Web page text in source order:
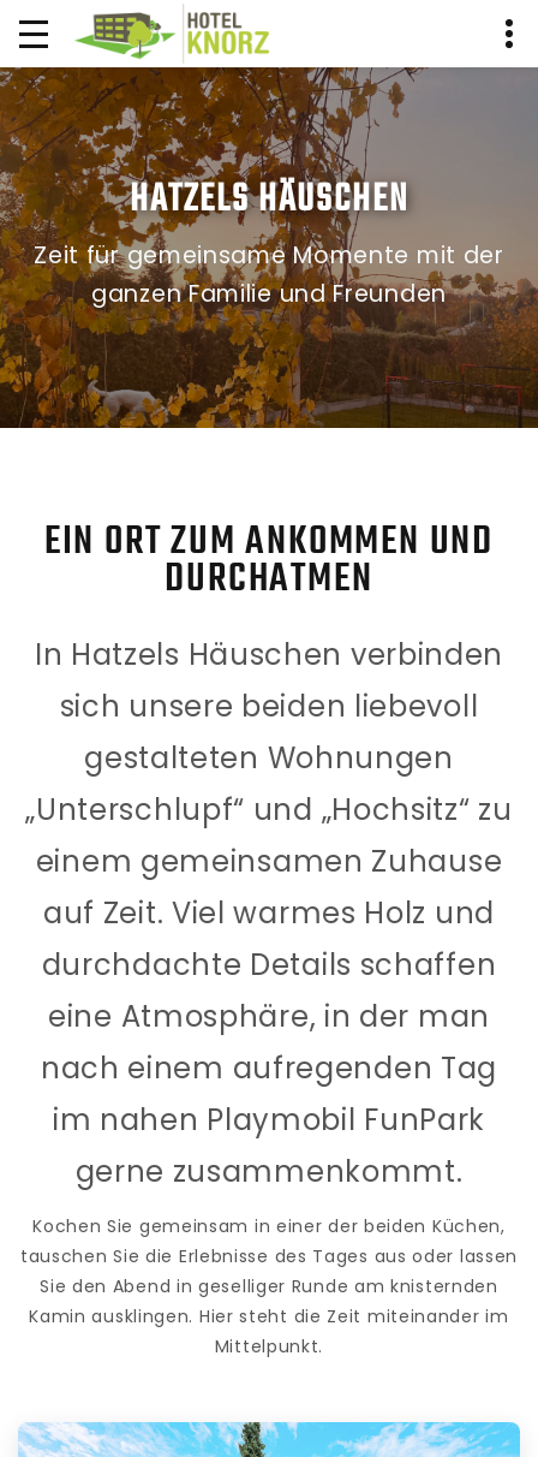
HATZELS HÄUSCHEN
Zeit für gemeinsame Momente mit der
ganzen Familie und Freunden
EIN ORT ZUM ANKOMMEN UND
DURCHATMEN
In Hatzels Häuschen verbinden
sich unsere beiden liebevoll
gestalteten Wohnungen
„Unterschlupf“ und „Hochsitz“ zu
einem gemeinsamen Zuhause
auf Zeit. Viel warmes Holz und
durchdachte Details schaffen
eine Atmosphäre, in der man
nach einem aufregenden Tag
im nahen Playmobil FunPark
gerne zusammenkommt.
Kochen Sie gemeinsam in einer der beiden Küchen,
tauschen Sie die Erlebnisse des Tages aus oder lassen
Sie den Abend in geselliger Runde am knisternden
Kamin ausklingen. Hier steht die Zeit miteinander im
Mittelpunkt.